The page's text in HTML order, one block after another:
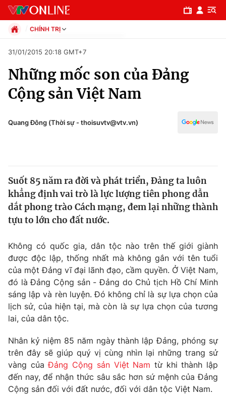
Chuyên mục
Chính trị
Xã hội
Y tế
Thế giới
Thế giới đó đây
Câu chuyện quốc tế
Kinh tế
Tài chính
Thị trường
Góc doanh nghiệp
Dữ liệu và đời sống
Truyền hình
Phim VTV
Hậu trường
Nhân vật
Khán giả
Giải trí
Điện ảnh
Âm nhạc
Sao
Đời sống
Du lịch
Giáo dục
CHÍNH TRỊ
Xã hội
Pháp luật
Kinh tế
Thể thao
Văn hóa - Giải trí
Giáo dục
31/01/2015 20:18 GMT+7
Những mốc son của Đảng
Cộng sản Việt Nam
Quang Đông (Thời sự - thoisuvtv@vtv.vn)
Suốt 85 năm ra đời và phát triển, Đảng ta luôn
khẳng định vai trò là lực lượng tiên phong dẫn
dắt phong trào Cách mạng, đem lại những thành
tựu to lớn cho đất nước.
Không có quốc gia, dân tộc nào trên thế giới giành
được độc lập, thống nhất mà không gắn với tên tuổi
của một Đảng vĩ đại lãnh đạo, cầm quyền. Ở Việt Nam,
đó là Đảng Cộng sản - Đảng do Chủ tịch Hồ Chí Minh
sáng lập và rèn luyện. Đó không chỉ là sự lựa chọn của
lịch sử, của hiện tại, mà còn là sự lựa chọn của tương
lai, của dân tộc.
Nhân kỷ niệm 85 năm ngày thành lập Đảng, phóng sự
trên đây sẽ giúp quý vị cùng nhìn lại những trang sử
vàng củaĐảng Cộng sản Việt Nam từ khi thành lập
đến nay, để nhận thức sâu sắc hơn sứ mệnh của Đảng
Cộng sản đối với đất nước, đối với dân tộc Việt Nam.